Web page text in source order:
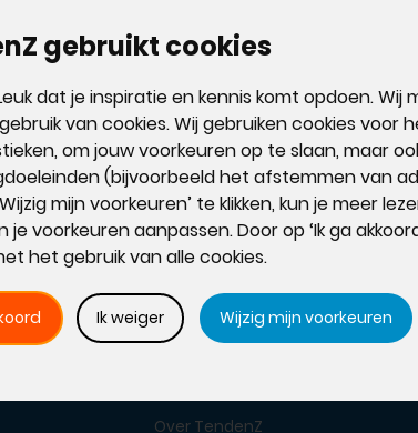
gebruikt cookies
dat je inspiratie en kennis komt opdoen. Wij
van cookies. Wij gebruiken cookies voor
om jouw voorkeuren op te slaan, maar
(bijvoorbeeld het afstemmen van
mijn voorkeuren’ te klikken, kun je meer
je voorkeuren aanpassen. Door op ‘Ik ga
het gebruik van alle cookies.
Ik weiger Wijzig mijn voorkeuren
en slimmere sales.
laat groeien.
Act! Diamond Partner
Over TendenZ